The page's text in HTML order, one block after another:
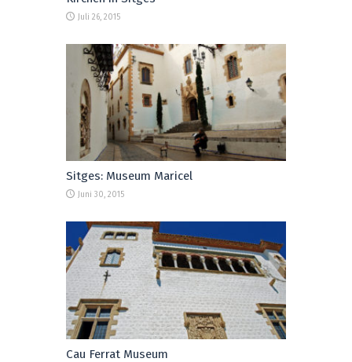
Juli 26, 2015
Sitges: Museum Maricel
Juni 30, 2015
Cau Ferrat Museum